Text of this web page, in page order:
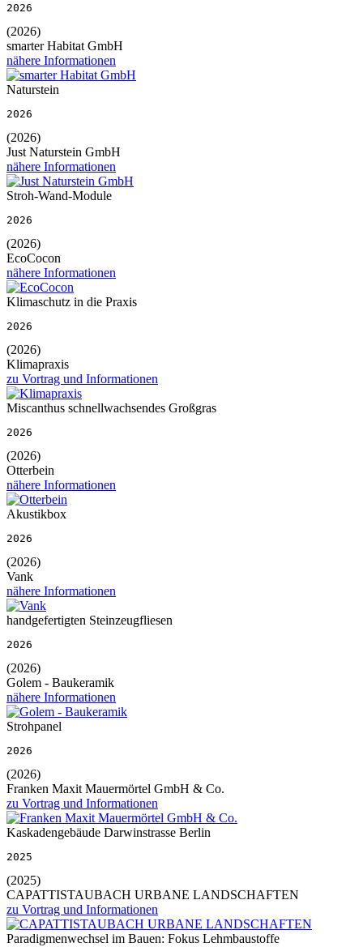
2026
(2026)
smarter Habitat GmbH
nähere Informationen
Naturstein
2026
(2026)
Just Naturstein GmbH
nähere Informationen
Stroh-Wand-Module
2026
(2026)
EcoCocon
nähere Informationen
Klimaschutz in die Praxis
2026
(2026)
Klimapraxis
zu Vortrag und Informationen
Miscanthus schnellwachsendes Großgras
2026
(2026)
Otterbein
nähere Informationen
Akustikbox
2026
(2026)
Vank
nähere Informationen
handgefertigten Steinzeugfliesen
2026
(2026)
Golem - Baukeramik
nähere Informationen
Strohpanel
2026
(2026)
Franken Maxit Mauermörtel GmbH & Co.
zu Vortrag und Informationen
Kaskadengebäude Darwinstrasse Berlin
2025
(2025)
CAPATTISTAUBACH URBANE LANDSCHAFTEN
zu Vortrag und Informationen
Paradigmenwechsel im Bauen: Fokus Lehmbaustoffe